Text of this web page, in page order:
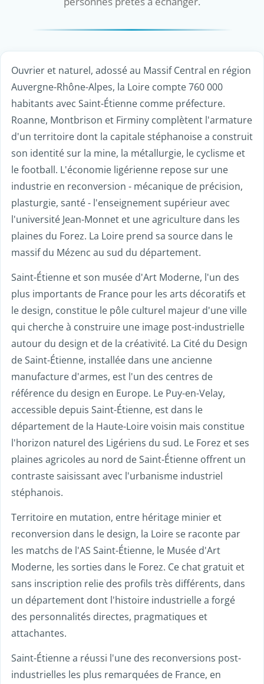
Ouvrier et naturel, adossé au Massif Central en région
Auvergne-Rhône-Alpes, la Loire compte 760 000
habitants avec Saint-Étienne comme préfecture.
Roanne, Montbrison et Firminy complètent l'armature
d'un territoire dont la capitale stéphanoise a construit
son identité sur la mine, la métallurgie, le cyclisme et
le football. L'économie ligérienne repose sur une
industrie en reconversion - mécanique de précision,
plasturgie, santé - l'enseignement supérieur avec
l'université Jean-Monnet et une agriculture dans les
plaines du Forez. La Loire prend sa source dans le
massif du Mézenc au sud du département.
Saint-Étienne et son musée d'Art Moderne, l'un des
plus importants de France pour les arts décoratifs et
le design, constitue le pôle culturel majeur d'une ville
qui cherche à construire une image post-industrielle
autour du design et de la créativité. La Cité du Design
de Saint-Étienne, installée dans une ancienne
manufacture d'armes, est l'un des centres de
référence du design en Europe. Le Puy-en-Velay,
accessible depuis Saint-Étienne, est dans le
département de la Haute-Loire voisin mais constitue
l'horizon naturel des Ligériens du sud. Le Forez et ses
plaines agricoles au nord de Saint-Étienne offrent un
contraste saisissant avec l'urbanisme industriel
stéphanois.
Territoire en mutation, entre héritage minier et
reconversion dans le design, la Loire se raconte par
les matchs de l'AS Saint-Étienne, le Musée d'Art
Moderne, les sorties dans le Forez. Ce chat gratuit et
sans inscription relie des profils très différents, dans
un département dont l'histoire industrielle a forgé
des personnalités directes, pragmatiques et
attachantes.
Saint-Étienne a réussi l'une des reconversions post-
industrielles les plus remarquées de France, en